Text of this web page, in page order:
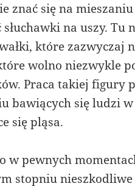
znać się na
na uszy. Tu
które zazwyczaj
wolno niezwykle
Praca takiej figury
bawiących się ludzi w
się pląsa.
pewnych
stopniu